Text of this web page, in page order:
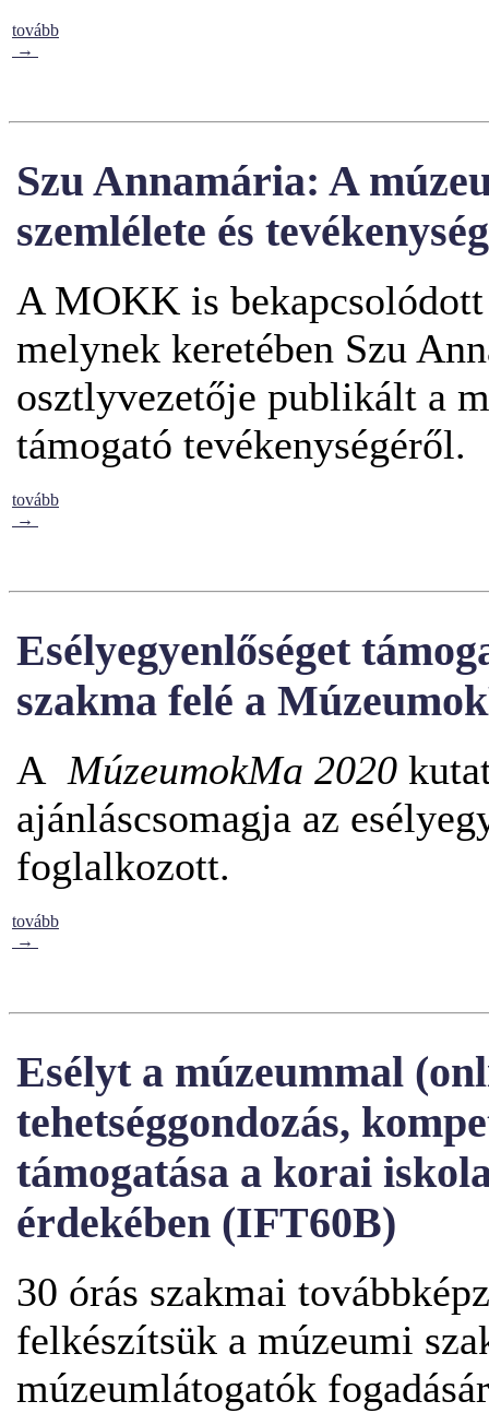
tovább
→
Szu Annamária: A
szemlélete és
A MOKK is
melynek keretében Szu
osztlyvezetője publikált a
támogató tevékenységéről.
tovább
→
Esélyegyenlőséget
szakma felé a
A MúzeumokMa 2020
ajánláscsomagja az
foglalkozott.
tovább
→
Esélyt a múzeummal
tehetséggondozás,
támogatása a korai
érdekében (IFT60B)
30 órás szakmai
felkészítsük a múzeumi
múzeumlátogatók